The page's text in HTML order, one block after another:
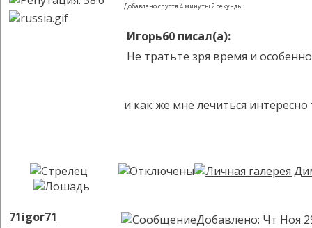
Добавлено спустя 4 минуты 2 секунды:
Игорь60 писал(а):
Не тратьте зря время и
и как же мне лечиться
71igor71 Добавлено: Чт Ноя